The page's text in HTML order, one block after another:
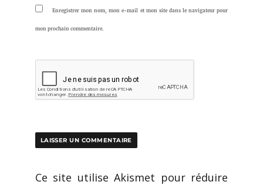
Enregistrer mon nom, mon e-mail et mon site dans le navigateur pour
mon prochain commentaire.
Ce site utilise Akismet pour réduire